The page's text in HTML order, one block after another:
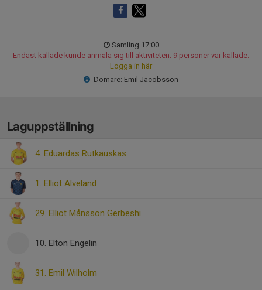
Samling 17:00
Endast kallade kunde anmäla sig till aktiviteten. 9 personer var kallade.
Logga in här
Domare: Emil Jacobsson
Laguppställning
4. Eduardas Rutkauskas
1. Elliot Alveland
29. Elliot Månsson Gerbeshi
10. Elton Engelin
31. Emil Wilholm